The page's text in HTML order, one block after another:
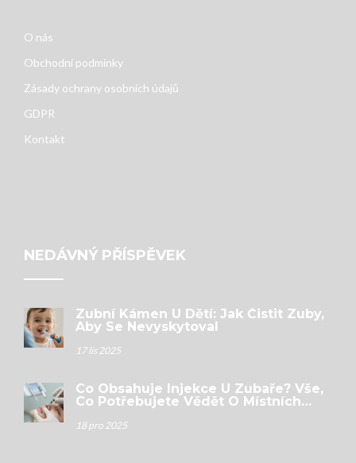
O nás
Obchodní podmínky
Zásady ochrany osobních údajů
GDPR
Kontakt
NEDÁVNÝ PŘÍSPĚVEK
Zubní Kámen U Dětí: Jak Čistit Zuby,
Aby Se Nevyskytoval
17 lis 2025
Co Obsahuje Injekce U Zubaře? Vše,
Co Potřebujete Vědět O Místních
18 pro 2025